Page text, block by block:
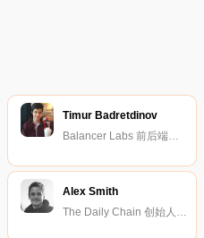
Timur Badretdinov
Balancer Labs 前后端开发主管。
Alex Smith
The Daily Chain 创始人兼首席执行官。